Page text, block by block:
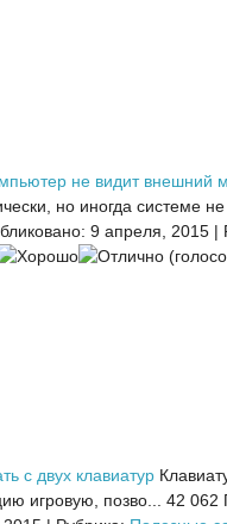
не видит внешний
но иногда системе не
9 апреля, 2015 |
с двух клавиатур
игровую, позво...
42 062